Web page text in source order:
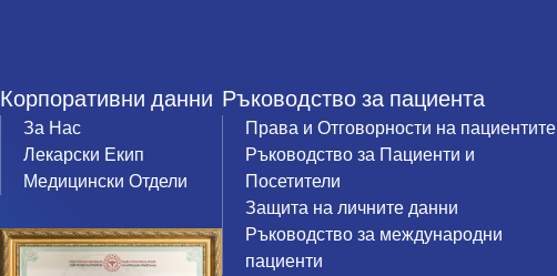
Корпоративни данни
За Нас
Лекарски Екип
Медицински Отдели
Ръководство за пациента
Права и Отговорности на пациентите
Ръководство за Пациенти и
Посетители
Защита на личните данни
Ръководство за международни
пациенти